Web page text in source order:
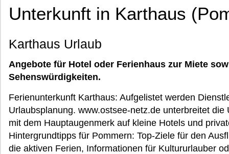
Unterkunft in Karthaus
Karthaus Urlaub
Angebote für Hotel oder Ferienhaus zur Miete
Sehenswürdigkeiten.
Ferienunterkunft Karthaus: Aufgelistet werden
Urlaubsplanung. www.ostsee-netz.de unterbreitet
mit dem Hauptaugenmerk auf kleine Hotels und
Hintergrundtipps für Pommern: Top-Ziele für den
die aktiven Ferien, Informationen für Kultururlauber